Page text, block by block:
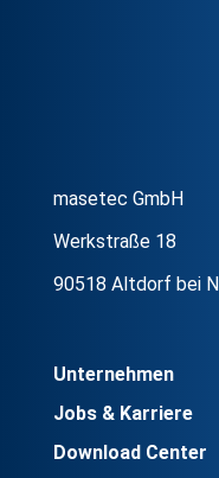
masetec GmbH
Werkstraße 18
90518 Altdorf bei
Unternehmen
Jobs & Karriere
Download Center